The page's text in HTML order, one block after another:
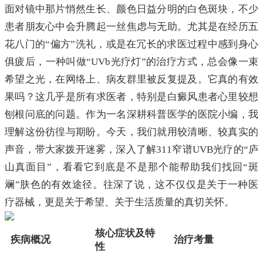
面对镜中那片悄然生长、颜色日益分明的白色斑块，不少
患者朋友心中会升腾起一丝焦虑与无助。尤其是在经历五
花八门的“偏方”洗礼，或是在冗长的求医过程中感到身心
俱疲后，一种叫做“UVb光疗灯”的治疗方式，总会像一束
希望之光，在网络上、病友群里被反复提及。它真的有效
果吗？这几乎是所有求医者，特别是白癜风患者心里较想
刨根问底的问题。作为一名深耕科普医学的医院小编，我
理解这份彷徨与期盼。今天，我们就用较清晰、较真实的
声音，带大家拨开迷雾，深入了解311窄谱UVB光疗的“庐
山真面目”，看看它到底是不是那个能帮助我们找回“斑
斓”肤色的有效途径。往深了说，这不仅仅是关于一种医
疗器械，更是关于希望、关于生活质量的真切关怀。
疾病概况
核心症状及特
性
治疗考量